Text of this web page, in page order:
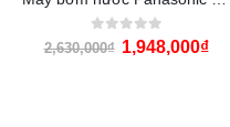
0out of 5
2,630,000₫ 1,948,000₫